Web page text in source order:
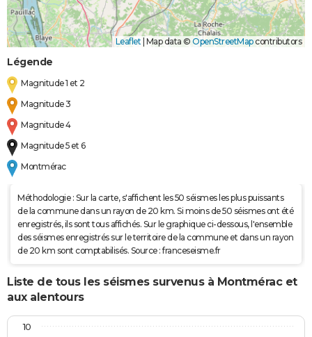
Leaflet | Map data © OpenStreetMapcontributors
Légende
Magnitude 1 et 2
Magnitude 3
Magnitude 4
Magnitude 5 et 6
Montmérac
Méthodologie : Sur la carte, s'affichent les 50 séismes les plus puissants
de la commune dans un rayon de 20 km. Si moins de 50 séismes ont été
enregistrés, ils sont tous affichés. Sur le graphique ci-dessous, l'ensemble
des séismes enregistrés sur le territoire de la commune et dans un rayon
de 20 km sont comptabilisés. Source : franceseisme.fr
Liste de tous les séismes survenus à Montmérac et
aux alentours
10